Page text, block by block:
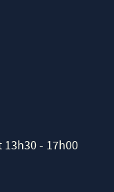
- 17h00